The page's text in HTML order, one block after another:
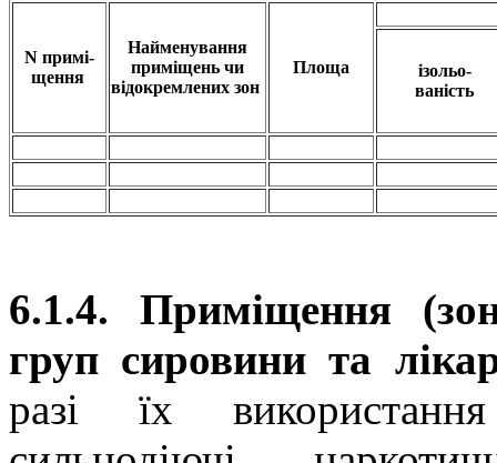
N примі-
щення
Найменування
приміщень чи
відокремлених зон
Площа
ізольо-
ваність
6.1.4. Приміщення
груп сировини та
разі їх